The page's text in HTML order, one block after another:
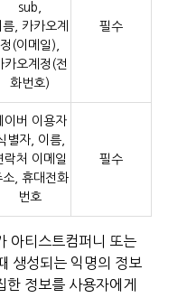
sub,
름, 카카오계
정(이메일),
카오계정(전
화번호)
필수
이버 이용자
별자, 이름,
락처 이메일
소, 휴대전화
번호
필수
아티스트컴퍼니 또는
생성되는 익명의 정보
정보를 사용자에게